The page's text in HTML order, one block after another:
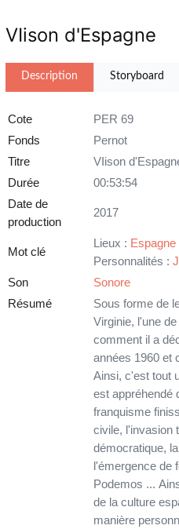
VIison d'Espagne
Description Storyboard
Cote
PER 69
Fonds
Pernot
Titre
VIison
Durée
00:53:54
Date de
production
2017
Mot clé
Lieux : Espagne
Personnalités :
Son
Sonore
Résumé
Sous forme de
Virginie, l'une
comment il a
années 1960 et
Ainsi, c'est tout
est appréhendé
franquisme
civile, l'invasion
démocratique,
l'émergence de
Podemos ...
de la culture
manière